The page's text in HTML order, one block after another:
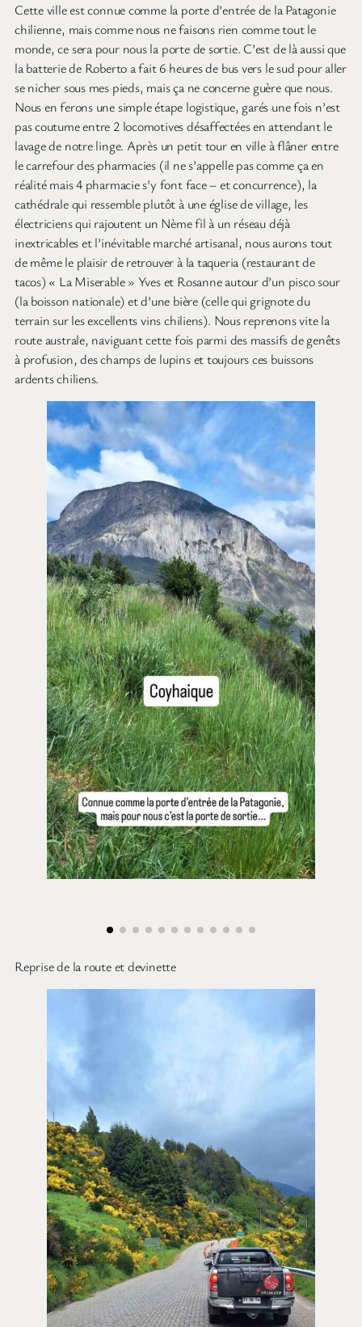
Cette ville est connue comme la porte d’entrée de la Patagonie
chilienne, mais comme nous ne faisons rien comme tout le
monde, ce sera pour nous la porte de sortie. C’est de là aussi que
la batterie de Roberto a fait 6 heures de bus vers le sud pour aller
se nicher sous mes pieds, mais ça ne concerne guère que nous.
Nous en ferons une simple étape logistique, garés une fois n’est
pas coutume entre 2 locomotives désaffectées en attendant le
lavage de notre linge. Après un petit tour en ville à flâner entre
le carrefour des pharmacies (il ne s’appelle pas comme ça en
réalité mais 4 pharmacie s’y font face – et concurrence), la
cathédrale qui ressemble plutôt à une église de village, les
électriciens qui rajoutent un Nème fil à un réseau déjà
inextricables et l’inévitable marché artisanal, nous aurons tout
de même le plaisir de retrouver à la taqueria (restaurant de
tacos) « La Miserable » Yves et Rosanne autour d’un pisco sour
(la boisson nationale) et d’une bière (celle qui grignote du
terrain sur les excellents vins chiliens). Nous reprenons vite la
route australe, naviguant cette fois parmi des massifs de genêts
à profusion, des champs de lupins et toujours ces buissons
ardents chiliens.
Reprise de la route et devinette